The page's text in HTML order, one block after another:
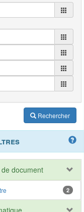
Rechercher
document
2